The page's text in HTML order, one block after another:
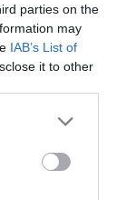
parties on the
may
IAB’s List of
it to other
more Google
may click to
party tags to
below Google
évvel Joplin